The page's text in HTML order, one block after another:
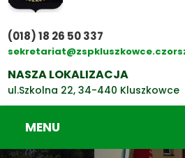
(018) 18 26 50 337
NASZA LOKALIZACJA
ul.Szkolna 22, 34-440 Kluszkowce
MENU